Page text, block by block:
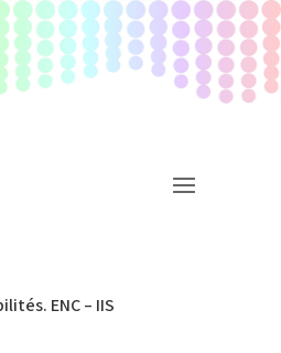
ENC – IIS